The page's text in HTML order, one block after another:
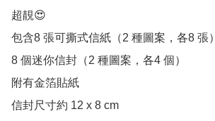
超靚😍
包含8 張可撕式信紙（2 種圖案，各8 張）
8 個迷你信封（2 種圖案，各4 個）
附有金箔貼紙
信封尺寸約 12 x 8 cm